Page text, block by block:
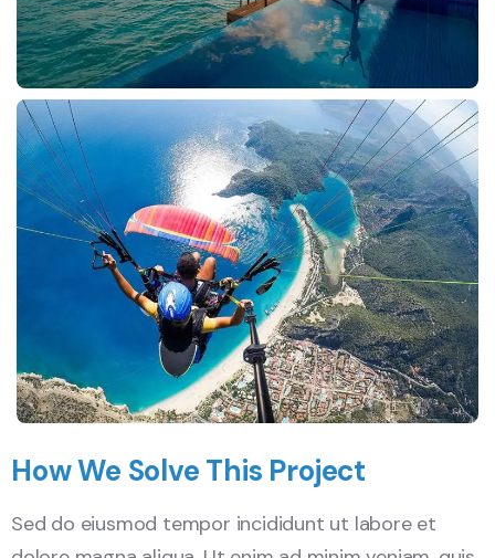
How We Solve This Project
Sed do eiusmod tempor incididunt ut labore et